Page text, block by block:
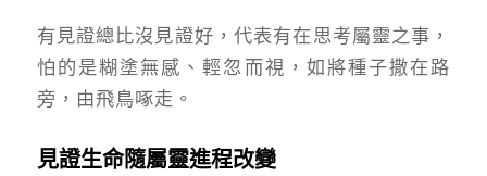
有見證總比沒見證好，代表有在思考屬靈之事，
怕的是糊塗無感、輕忽而視，如將種子撒在路
旁，由飛鳥啄走。
見證生命隨屬靈進程改變